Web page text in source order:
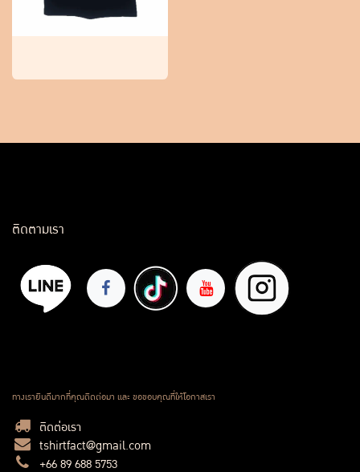
ติดตามเรา
ทางเรายินดีมากที่คุณติดต่อมา และ ขอขอบคุณที่ให้โอกาสเรา
ติดต่อเรา
tshirtfact@gmail.com
+66 89 688 5753